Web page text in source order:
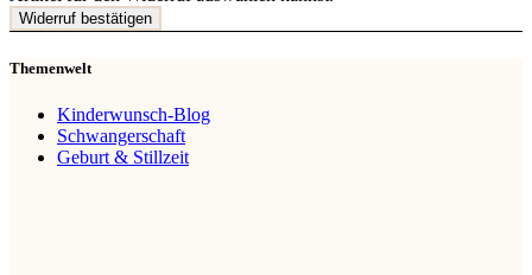
Widerruf bestätigen
Themenwelt
Kinderwunsch-Blog
Schwangerschaft
Geburt & Stillzeit